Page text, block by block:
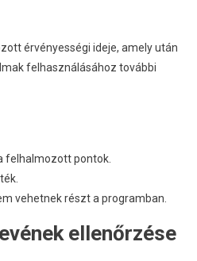
érvényességi ideje, amely után
felhasználásához további
felhalmozott pontok.
vehetnek részt a programban.
ellenőrzése